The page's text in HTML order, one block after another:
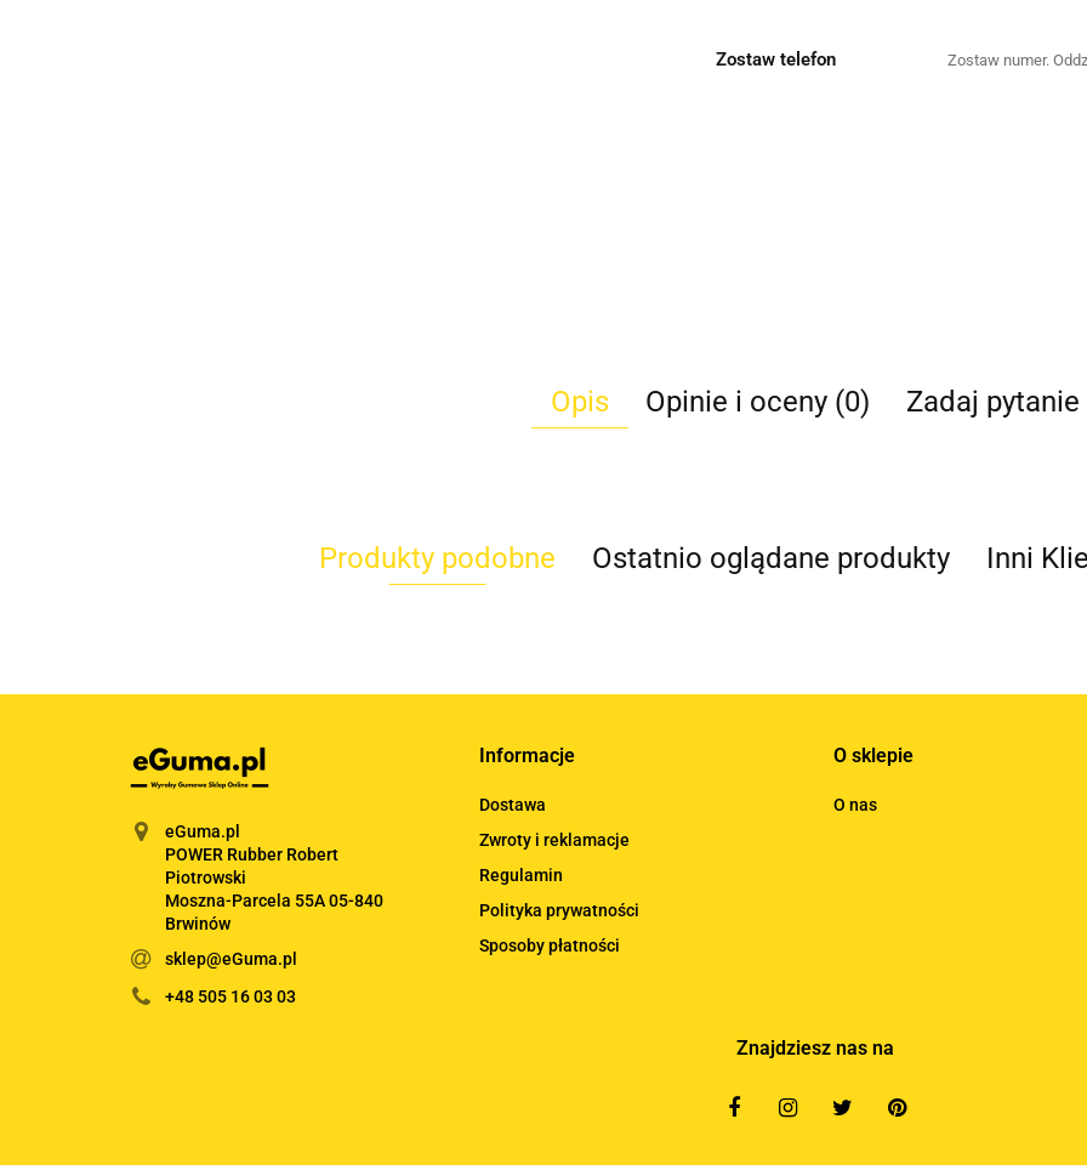
Zostaw telefon
Opis Opinie i oceny (0) Zadaj pytanie
Produkty podobne Ostatnio oglądane produkty Inni
eGuma.pl
POWER Rubber Robert
Piotrowski
Moszna-Parcela 55A 05-840
Brwinów
sklep@eGuma.pl
+48 505 16 03 03
Informacje
Dostawa
Zwroty i reklamacje
Regulamin
Polityka prywatności
Sposoby płatności
O sklepie
O nas
Znajdziesz nas na